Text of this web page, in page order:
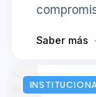
Saber más